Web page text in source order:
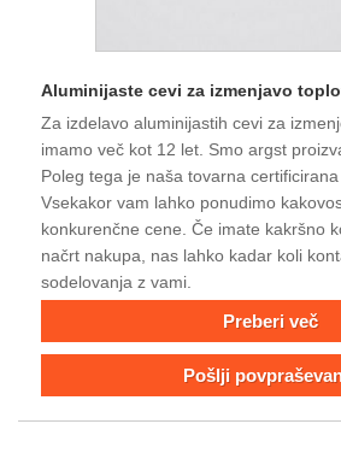
Aluminijaste cevi za izmenjavo
Za izdelavo aluminijastih cevi za
imamo več kot 12 let. Smo argst
Poleg tega je naša tovarna certificirana
Vsekakor vam lahko ponudimo
konkurenčne cene. Če imate kakršno
načrt nakupa, nas lahko kadar koli
sodelovanja z vami.
Preberi več
Pošlji